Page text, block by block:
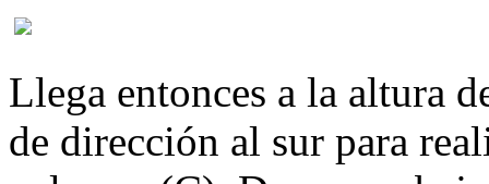
Llega entonces a la altura
de dirección al sur para